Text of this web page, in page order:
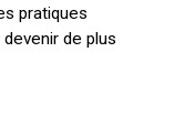
pratiques
de plus